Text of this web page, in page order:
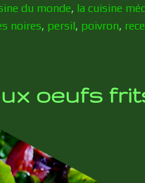
du monde, la cuisine
noires, persil, poivron,
oeufs